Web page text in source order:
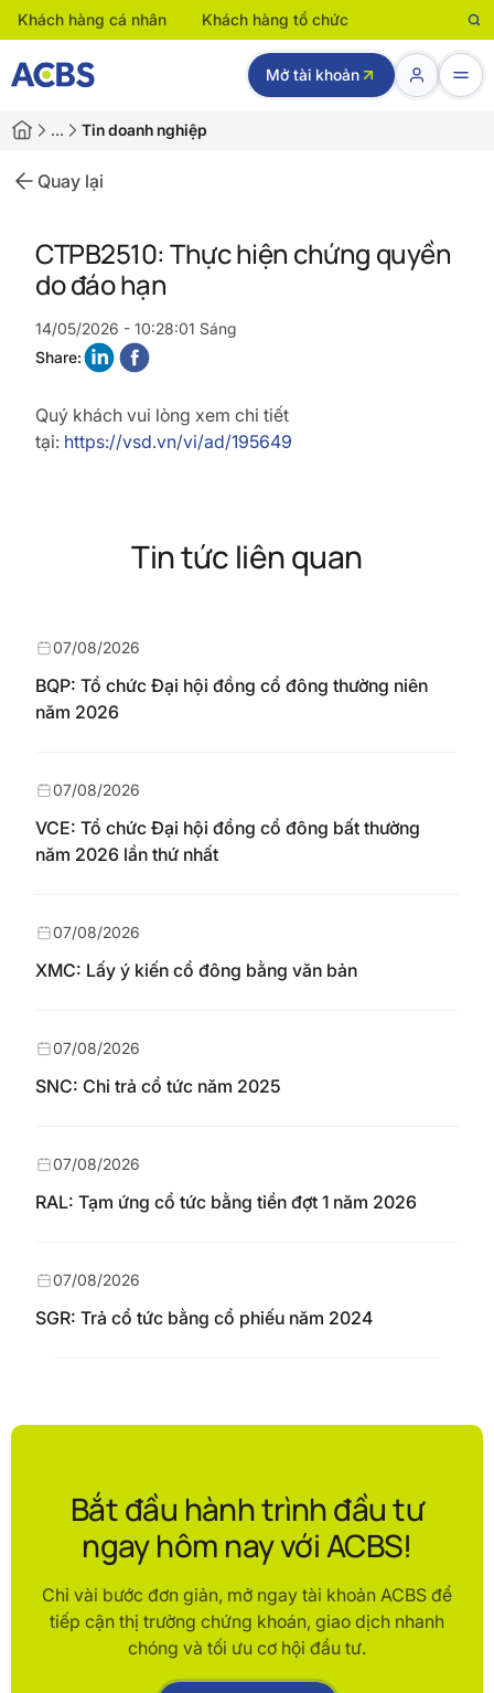
Khách hàng cá nhân Khách hàng tổ chức
Mở tài khoản
… Tin doanh nghiệp
Quay lại
CTPB2510: Thực hiện chứng quyền
do đáo hạn
14/05/2026 - 10:28:01 Sáng
Share:
Quý khách vui lòng xem chi tiết
tại: https://vsd.vn/vi/ad/195649
Tin tức liên quan
BQP: Tổ chức Đại hội đồng cổ đông thường niên
năm 2026
07/08/2026
VCE: Tổ chức Đại hội đồng cổ đông bất thường
năm 2026 lần thứ nhất
07/08/2026
XMC: Lấy ý kiến cổ đông bằng văn bản
07/08/2026
SNC: Chi trả cổ tức năm 2025
07/08/2026
RAL: Tạm ứng cổ tức bằng tiền đợt 1 năm 2026
07/08/2026
SGR: Trả cổ tức bằng cổ phiếu năm 2024
07/08/2026
Bắt đầu hành trình đầu tư
ngay hôm nay với ACBS!
Chỉ vài bước đơn giản, mở ngay tài khoản ACBS để
tiếp cận thị trường chứng khoán, giao dịch nhanh
chóng và tối ưu cơ hội đầu tư.